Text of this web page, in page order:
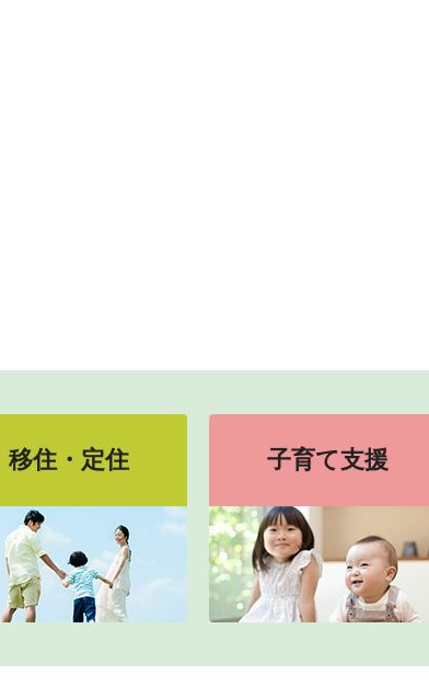
移住・定住 子育て支援